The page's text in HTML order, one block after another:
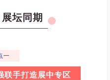
坛同期
一
联手打造展中专区